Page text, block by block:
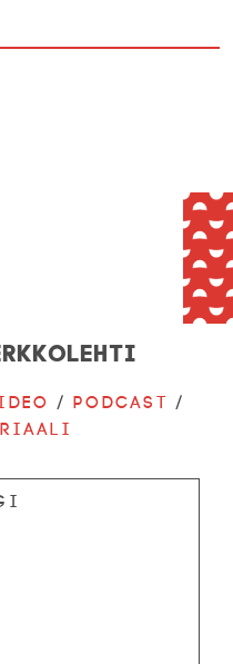
/Podcast /